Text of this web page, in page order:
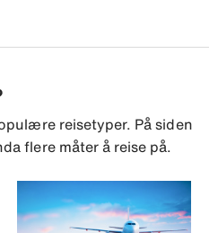
reisetyper. På siden
flere måter å reise på.